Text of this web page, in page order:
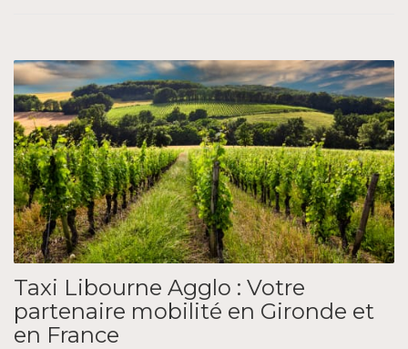
Taxi Libourne Agglo : Votre
partenaire mobilité en Gironde et
en France